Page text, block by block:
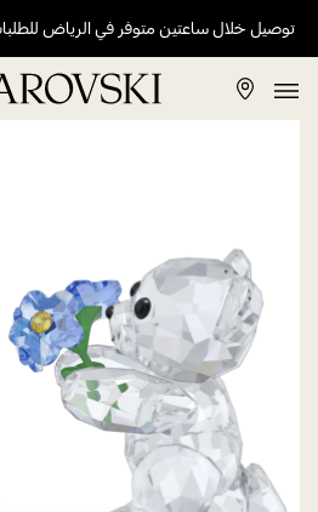
توصيل خلال ساعتين متوفر في الرياض للطلبات